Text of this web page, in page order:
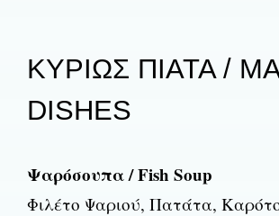
ΚΥΡΙΩΣ ΠΙΑΤΑ /
DISHES
Ψαρόσουπα / Fish Soup
Φιλέτο Ψαριού, Πατάτα,